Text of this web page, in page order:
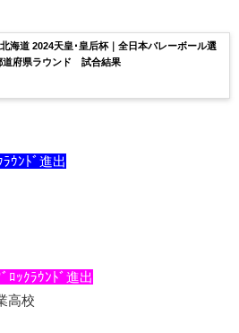
北海道 2024天皇･皇后杯｜全日本バレーボール選
道府県ラウンド 試合結果
ﾗｳﾝﾄﾞ進出
ﾞﾛｯｸﾗｳﾝﾄﾞ進出
高校